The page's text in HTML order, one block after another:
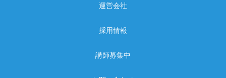
運営会社
採用情報
講師募集中